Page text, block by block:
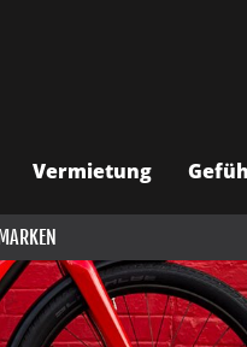
Vermietung
MARKEN